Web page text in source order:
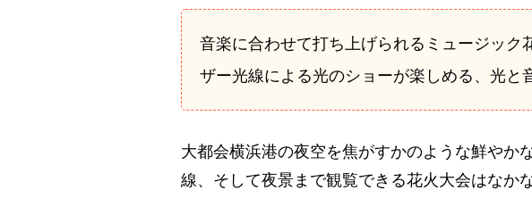
音楽に合わせて打ち上げられるミュージック
ザー光線による光のショーが楽しめる、光と
大都会横浜港の夜空を焦がすかのような鮮やか
線、そして夜景まで観覧できる花火大会はなか